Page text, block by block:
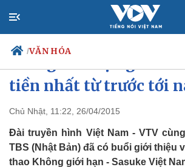
/VĂN HÓA
Chính trị
Đảng
Tổ chức nhân sự
Quốc hội
Tin 24h
Dự báo
Giáo dục
tiền nhất từ trước tới
Chủ Nhật, 11:22, 26/04/2015
Ðài truyền hình Việt Nam - VTV
TBS (Nhật Bản) đã có buổi giới thiệu
thao Không giới hạn - Sasuke Việt